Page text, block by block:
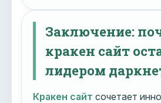
Заключение:
кракен сайт
лидером
Кракен сайт сочетает